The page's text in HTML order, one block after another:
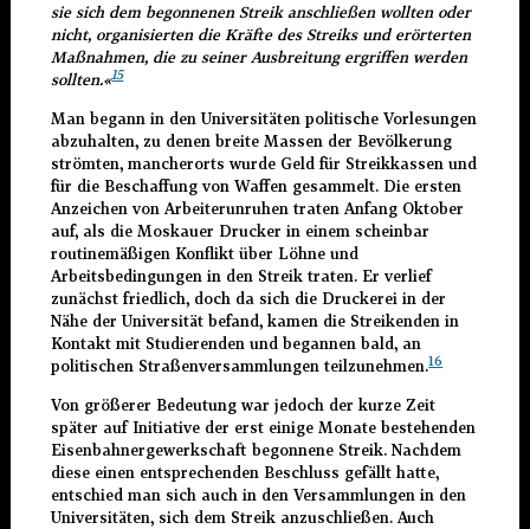
sie sich dem begonnenen Streik anschließen wollten oder
nicht, organisierten die Kräfte des Streiks und erörterten
Maßnahmen, die zu seiner Ausbreitung ergriffen werden
sollten.«15
Man begann in den Universitäten politische Vorlesungen
abzuhalten, zu denen breite Massen der Bevölkerung
strömten,mancherorts wurde Geld für Streikkassen und
für die Beschaffung von Waffen gesammelt. Die ersten
Anzeichen von Arbeiterunruhen traten Anfang Oktober
auf, als die Moskauer Drucker in einem scheinbar
routinemäßigen Konflikt über Löhne und
Arbeitsbedingungen in den Streik traten. Er verlief
zunächst friedlich, doch da sich die Druckerei in der
Nähe der Universität befand, kamen die Streikenden in
Kontakt mit Studierenden und begannen bald, an
politischen Straßenversammlungen teilzunehmen.16
Von größerer Bedeutung war jedoch der kurze Zeit
später auf Initiative der erst einige Monate bestehenden
Eisenbahnergewerkschaft begonnene Streik. Nachdem
diese einen entsprechenden Beschluss gefällt hatte,
entschied man sich auch in den Versammlungen in den
Universitäten, sich dem Streik anzuschließen. Auch